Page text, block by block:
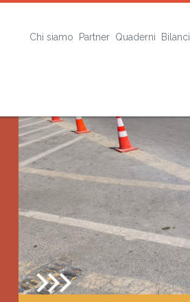
Chi siamo Partner Quaderni Bilanci